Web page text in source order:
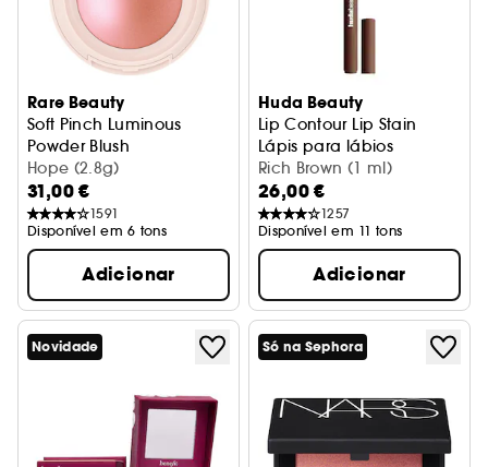
Rare Beauty
Soft Pinch Luminous
Powder Blush
Blush em pó
Hope (2.8g)
31,00 €
1591
Disponível em 6 tons
Adicionar
Huda Beauty
Lip Contour Lip Stain
Lápis para lábios
Rich Brown (1 ml)
26,00 €
1257
Disponível em 11 tons
Adicionar
Novidade Só na Sephora